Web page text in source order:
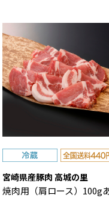
宮崎県産豚肉 高城の里
焼肉用（肩ロース）100g